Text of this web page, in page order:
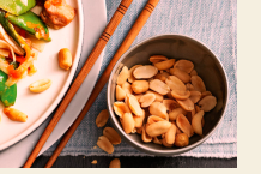
]
7
P
r
a
t